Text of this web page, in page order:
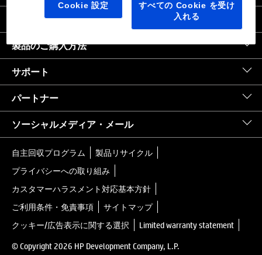
会社情報
製品のご購入方法
サポート
パートナー
ソーシャルメディア・メール
自主回収プログラム
製品リサイクル
プライバシーへの取り組み
カスタマーハラスメント対応基本方針
ご利用条件・免責事項
サイトマップ
クッキー/広告表示に関する選択
Limited warranty statement
© Copyright 2026 HP Development Company, L.P.
Cookie 設定
すべての Cookie を受け
入れる